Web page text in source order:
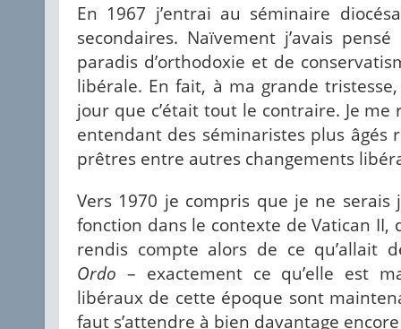
En 1967 j’entrai au séminaire
secondaires. Naïvement j’avais
paradis d’orthodoxie et de
libérale. En fait, à ma grande
jour que c’était tout le contraire. Je
entendant des séminaristes plus âgés
prêtres entre autres changements
Vers 1970 je compris que je ne
fonction dans le contexte de Vatican II,
rendis compte alors de ce qu’allait
Ordo – exactement ce qu’elle est
libéraux de cette époque sont
faut s’attendre à bien davantage